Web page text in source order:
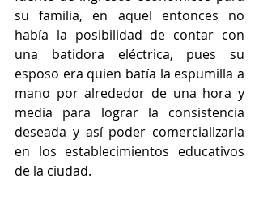
su familia, en aquel entonces no
había la posibilidad de contar con
una batidora eléctrica, pues su
esposo era quien batía la espumilla a
mano por alrededor de una hora y
media para lograr la consistencia
deseada y así poder comercializarla
en los establecimientos educativos
de la ciudad.